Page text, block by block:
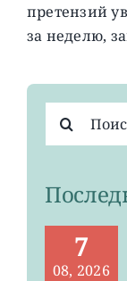
претензий
за неделю,
поиска:
7
08, 2026